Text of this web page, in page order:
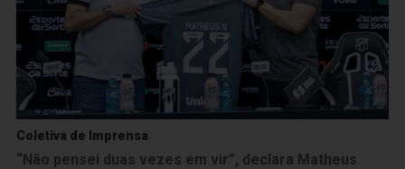
Coletiva de Imprensa
“Não pensei duas vezes em vir”, declara Matheus